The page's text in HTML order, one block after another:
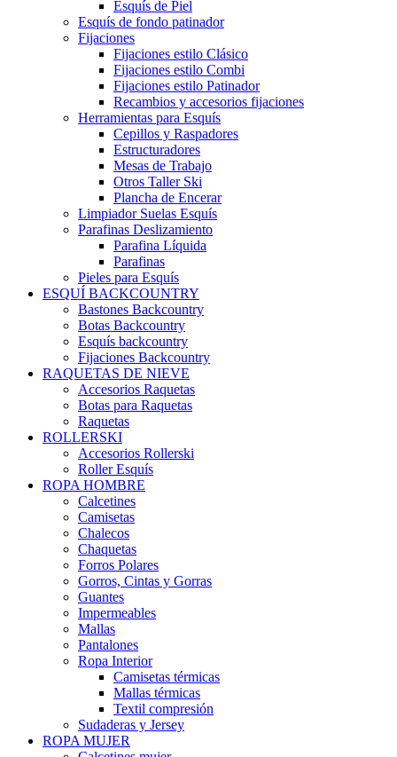
Esquís de Piel
Esquís de fondo patinador
Fijaciones
Fijaciones estilo Clásico
Fijaciones estilo Combi
Fijaciones estilo Patinador
Recambios y accesorios fijaciones
Herramientas para Esquís
Cepillos y Raspadores
Estructuradores
Mesas de Trabajo
Otros Taller Ski
Plancha de Encerar
Limpiador Suelas Esquís
Parafinas Deslizamiento
Parafina Líquida
Parafinas
Pieles para Esquís
ESQUÍ BACKCOUNTRY
Bastones Backcountry
Botas Backcountry
Esquís backcountry
Fijaciones Backcountry
RAQUETAS DE NIEVE
Accesorios Raquetas
Botas para Raquetas
Raquetas
ROLLERSKI
Accesorios Rollerski
Roller Esquís
ROPA HOMBRE
Calcetines
Camisetas
Chalecos
Chaquetas
Forros Polares
Gorros, Cintas y Gorras
Guantes
Impermeables
Mallas
Pantalones
Ropa Interior
Camisetas térmicas
Mallas térmicas
Textil compresión
Sudaderas y Jersey
ROPA MUJER